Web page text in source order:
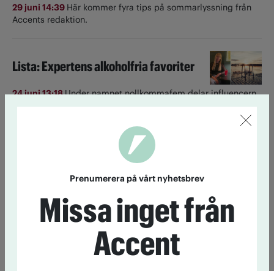
29 juni 14:39 Här kommer fyra tips på sommarlyssning från
Accents redaktion.
Lista: Expertens alkoholfria favoriter
24 juni 13:18Under namnet nollkommafem delar influencern
Alexandra Holm med sig av sin nyktra livsstil. Här är hennes
Så tycker partierna om
alkoholreklamen
Alkoholreklam i sociala medier är svår att komma åt. En
majoritet vill skärpa lagen, visar tankesmedjan Nocturums
Prenumerera på vårt nyhetsbrev
Missa inget från
Accent